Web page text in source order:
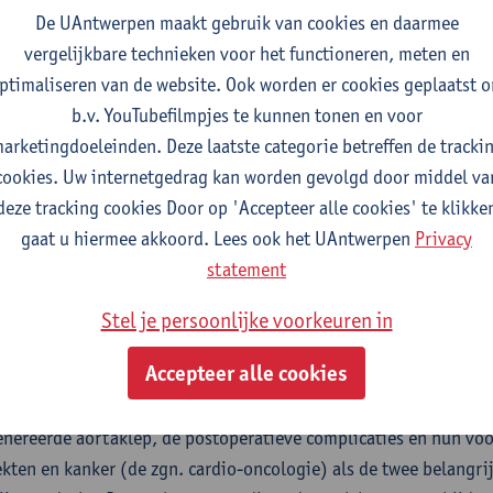
technieken worden toegelicht met behulp van
resultaten (vooral bij de heel oude patiënten en deze met
worden beschreven. Een van de belangrijkste conclusies is
wordt door heel oude patiënten, als men niet wacht tot de
patiënten is het resultaat gunstig: de ingreep herstelt min of
Mistiaen
| geneeskunde | revalidatiewetenschappen
Mistiaen is chirurg van opleiding en was verbonden als
aan de universiteit Antwerpen.
opdracht. Zijn onderwijs richtte zich vooral op de
Het onderzoek had in de laatste 25 jaar betrekking op de
aortaklep, de postoperatieve complicaties en hun
en kanker (de zgn. cardio-oncologie) als de twee
De UAntwerpen maakt gebruik van cookies en daarmee
vergelijkbare technieken voor het functioneren, meten en
van de website. Ook worden er cookies geplaatst
b.v. YouTubefilmpjes te kunnen tonen en voor
Deze laatste categorie betreffen de
Uw internetgedrag kan worden gevolgd door middel
tracking cookies Door op 'Accepteer alle cookies' te
gaat u hiermee akkoord. Lees ook het UAntwerpen Privacy
statement
Stel je persoonlijke voorkeuren in
Accepteer alle cookies